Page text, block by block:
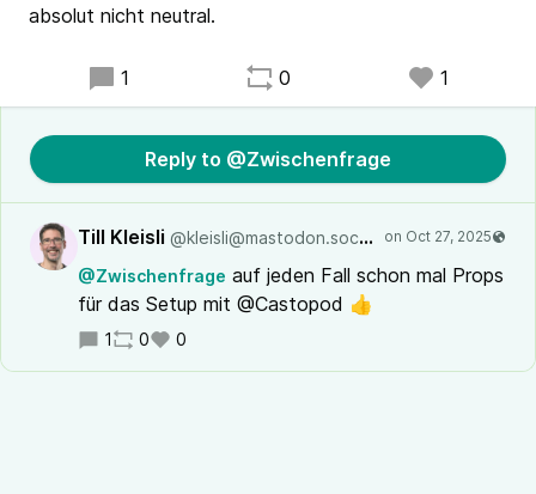
absolut nicht neutral.
1 0 1
Reply to @Zwischenfrage
Till Kleisli @kleisli@mastodon.social
@Zwischenfrage auf jeden Fall schon mal Props
für das Setup mit @Castopod 👍
1 0 0